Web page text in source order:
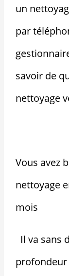
un
par
savoir de
nettoyage
Vous avez
nettoyage
mois
Il va sans
profondeur